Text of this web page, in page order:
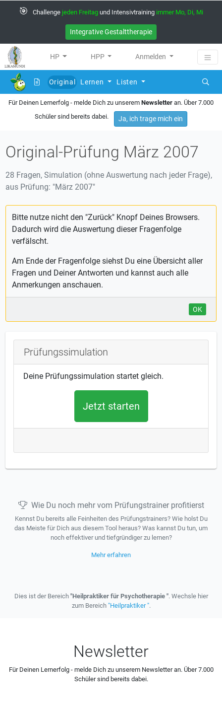
🎯 Challenge jeden Freitag und Intensivtraining immer Mo, Di, Mi
Integrative Gestalttherapie
HP HPP Anmelden
Original
Lernen Listen
Für Deinen Lernerfolg - melde Dich zu unserem Newsletter an. Über 7.000
Schüler sind bereits dabei.
Ja, ich trage mich ein
Original-Prüfung März 2007
28 Fragen, Simulation (ohne Auswertung nach jeder Frage),
aus Prüfung: "März 2007"
Bitte nutze nicht den "Zurück" Knopf Deines Browsers.
Dadurch wird die Auswertung dieser Fragenfolge
verfälscht.
Am Ende der Fragenfolge siehst Du eine Übersicht aller
Fragen und Deiner Antworten und kannst auch alle
Anmerkungen anschauen.
OK
Prüfungssimulation
Deine Prüfungssimulation startet gleich.
Jetzt starten
Wie Du noch mehr vom Prüfungstrainer profitierst
Kennst Du bereits alle Feinheiten des Prüfungstrainers? Wie holst Du
das Meiste für Dich aus diesem Tool heraus? Was kannst Du tun, um
noch effektiver und tiefgründiger zu lernen?
Mehr erfahren
Dies ist der Bereich "Heilpraktiker für Psychotherapie ". Wechsle hier
zum Bereich "Heilpraktiker ".
Newsletter
Für Deinen Lernerfolg - melde Dich zu unserem Newsletter an. Über 7.000
Schüler sind bereits dabei.